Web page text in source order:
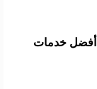
أفضل خدمات